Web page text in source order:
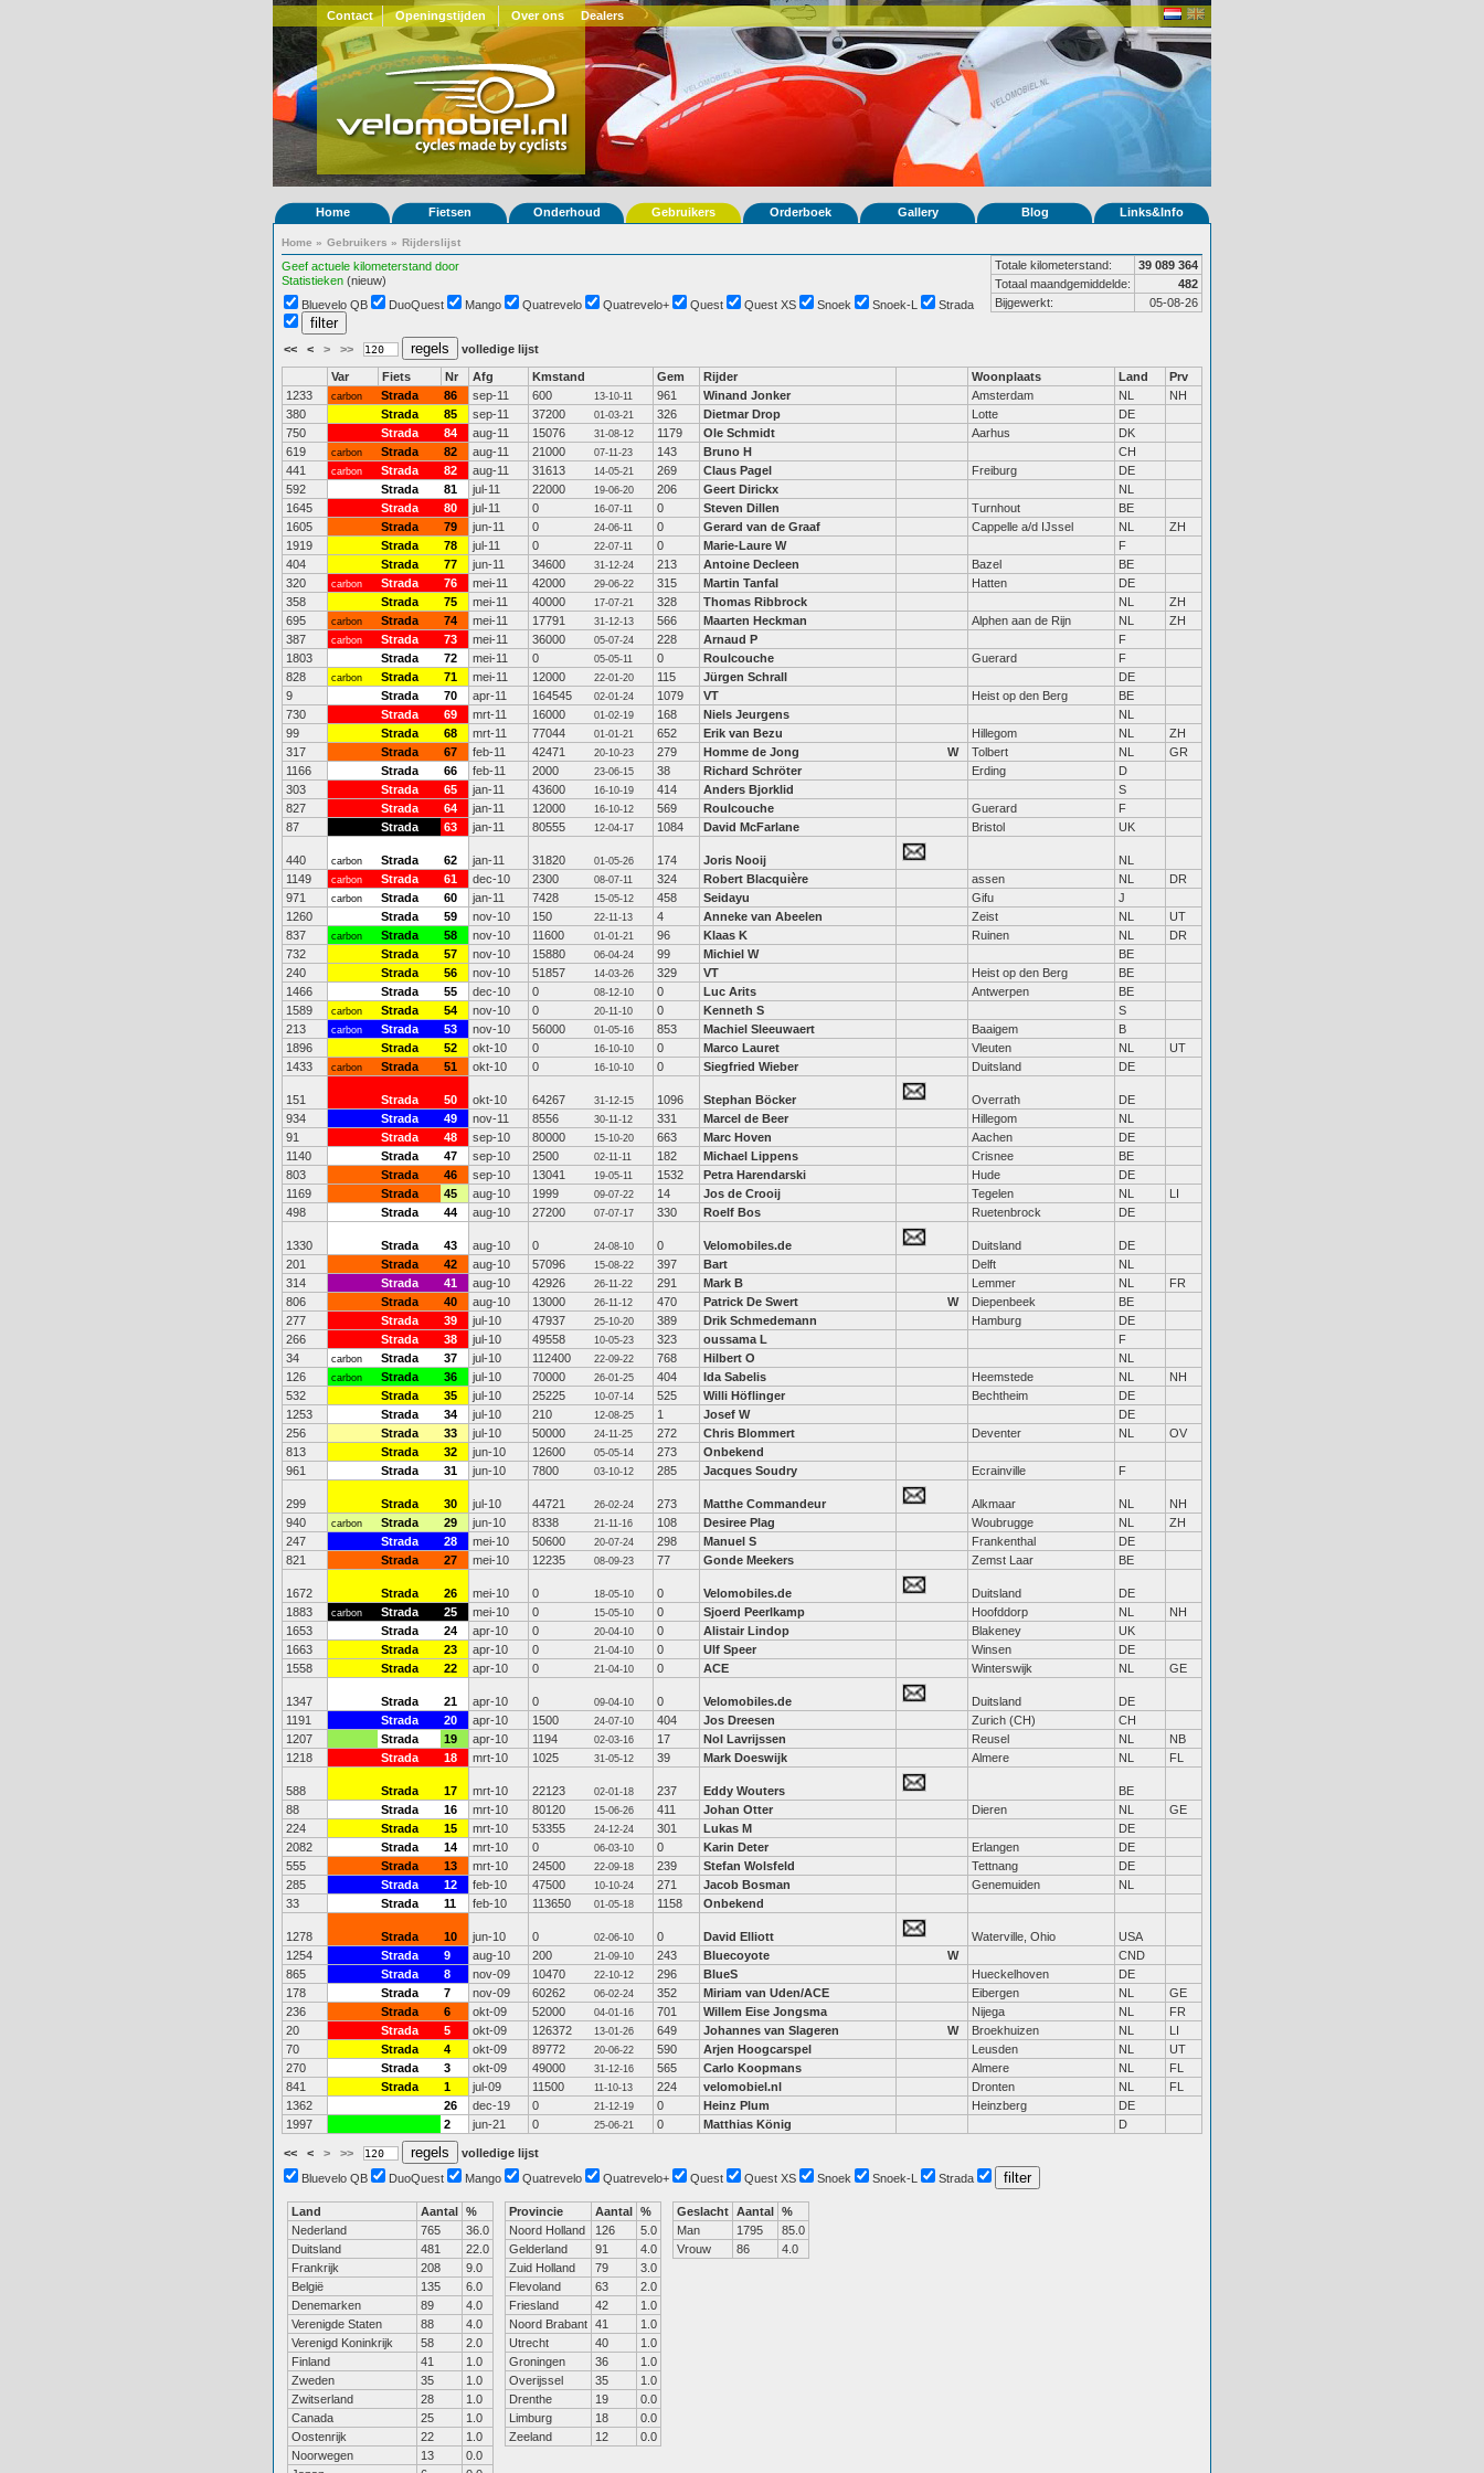
Contact Openingstijden Over ons Dealers
Home Fietsen Onderhoud Gebruikers Orderboek Gallery Blog Links&Info
Home » Gebruikers » Rijderslijst
Geef actuele kilometerstand door
Statistieken (nieuw)
Totale kilometerstand:
39 089 364
Totaal maandgemiddelde:
482
Bijgewerkt:
05-08-26
Bluevelo QB DuoQuest Mango Quatrevelo Quatrevelo+ Quest Quest XS Snoek Snoek-L Strada
<< < > >> volledige lijst
Var Fiets Nr Afg Kmstand Gem Rijder Woonplaats Land
Prv
1233
carbon Strada 86 sep-11 600 13-10-11 961 Winand Jonker Amsterdam NL
NH
380
Strada 85 sep-11 37200 01-03-21 326 Dietmar Drop Lotte
DE
750
Strada 84 aug-11 15076 31-08-12 1179 Ole Schmidt Aarhus
DK
619
carbon Strada 82 aug-11 21000 07-11-23 143 Bruno H
CH
441
carbon Strada 82 aug-11 31613 14-05-21 269 Claus Pagel Freiburg
DE
592
Strada 81 jul-11 22000 19-06-20 206 Geert Dirickx
NL
1645
Strada 80 jul-11 0 16-07-11 0 Steven Dillen Turnhout
BE
1605
Strada 79 jun-11 0 24-06-11 0 Gerard van de Graaf Cappelle a/d IJssel NL
ZH
1919
Strada 78 jul-11 0 22-07-11 0 Marie-Laure W
F
404
Strada 77 jun-11 34600 31-12-24 213 Antoine Decleen Bazel
BE
320
carbon Strada 76 mei-11 42000 29-06-22 315 Martin Tanfal Hatten
DE
358
Strada 75 mei-11 40000 17-07-21 328 Thomas Ribbrock NL
ZH
695
carbon Strada 74 mei-11 17791 31-12-13 566 Maarten Heckman Alphen aan de Rijn NL
ZH
387
carbon Strada 73 mei-11 36000 05-07-24 228 Arnaud P
F
1803
Strada 72 mei-11 0 05-05-11 0 Roulcouche Guerard
F
828
carbon Strada 71 mei-11 12000 22-01-20 115 Jürgen Schrall
DE
9
Strada 70 apr-11 164545 02-01-24 1079 VT Heist op den Berg
BE
730
Strada 69 mrt-11 16000 01-02-19 168 Niels Jeurgens
NL
99
Strada 68 mrt-11 77044 01-01-21 652 Erik van Bezu Hillegom NL
ZH
317
Strada 67 feb-11 42471 20-10-23 279 Homme de Jong W Tolbert NL
GR
1166
Strada 66 feb-11 2000 23-06-15 38 Richard Schröter Erding
D
303
Strada 65 jan-11 43600 16-10-19 414 Anders Bjorklid
S
827
Strada 64 jan-11 12000 16-10-12 569 Roulcouche Guerard
F
87
Strada 63 jan-11 80555 12-04-17 1084 David McFarlane Bristol UK
440 carbon Strada 62 jan-11 31820 01-05-26 174 Joris Nooij
NL
1149
carbon Strada 61 dec-10 2300 08-07-11 324 Robert Blacquière assen NL
DR
971
carbon Strada 60 jan-11 7428 15-05-12 458 Seidayu Gifu
J
1260
Strada 59 nov-10 150 22-11-13 4 Anneke van Abeelen Zeist NL
UT
837
carbon Strada 58 nov-10 11600 01-01-21 96 Klaas K Ruinen NL
DR
732
Strada 57 nov-10 15880 06-04-24 99 Michiel W
BE
240
Strada 56 nov-10 51857 14-03-26 329 VT Heist op den Berg
BE
1466
Strada 55 dec-10 0 08-12-10 0 Luc Arits Antwerpen
BE
1589
carbon Strada 54 nov-10 0 20-11-10 0 Kenneth S
S
213
carbon Strada 53 nov-10 56000 01-05-16 853 Machiel Sleeuwaert Baaigem
B
1896
Strada 52 okt-10 0 16-10-10 0 Marco Lauret Vleuten NL
UT
1433
carbon Strada 51 okt-10 0 16-10-10 0 Siegfried Wieber Duitsland DE
151 Strada 50 okt-10 64267 31-12-15 1096 Stephan Böcker Overrath
DE
934
Strada 49 nov-11 8556 30-11-12 331 Marcel de Beer Hillegom
NL
91
Strada 48 sep-10 80000 15-10-20 663 Marc Hoven Aachen
DE
1140
Strada 47 sep-10 2500 02-11-11 182 Michael Lippens Crisnee
BE
803
Strada 46 sep-10 13041 19-05-11 1532 Petra Harendarski Hude
DE
1169
Strada 45 aug-10 1999 09-07-22 14 Jos de Crooij Tegelen NL
LI
498
Strada 44 aug-10 27200 07-07-17 330 Roelf Bos Ruetenbrock DE
1330 Strada 43 aug-10 0 24-08-10 0 Velomobiles.de Duitsland
DE
201
Strada 42 aug-10 57096 15-08-22 397 Bart Delft
NL
314
Strada 41 aug-10 42926 26-11-22 291 Mark B Lemmer NL
FR
806
Strada 40 aug-10 13000 26-11-12 470 Patrick De Swert W Diepenbeek
BE
277
Strada 39 jul-10 47937 25-10-20 389 Drik Schmedemann Hamburg
DE
266
Strada 38 jul-10 49558 10-05-23 323 oussama L
F
34
carbon Strada 37 jul-10 112400 22-09-22 768 Hilbert O
NL
126
carbon Strada 36 jul-10 70000 26-01-25 404 Ida Sabelis Heemstede NL
NH
532
Strada 35 jul-10 25225 10-07-14 525 Willi Höflinger Bechtheim
DE
1253
Strada 34 jul-10 210 12-08-25 1 Josef W
DE
256
Strada 33 jul-10 50000 24-11-25 272 Chris Blommert Deventer NL
OV
813
Strada 32 jun-10 12600 05-05-14 273
Onbekend
961
Strada 31 jun-10 7800 03-10-12 285 Jacques Soudry Ecrainville F
299 Strada 30 jul-10 44721 26-02-24 273 Matthe Commandeur Alkmaar NL
NH
940
carbon Strada 29 jun-10 8338 21-11-16 108 Desiree Plag Woubrugge NL
ZH
247
Strada 28 mei-10 50600 20-07-24 298 Manuel S Frankenthal
DE
821
Strada 27 mei-10 12235 08-09-23 77 Gonde Meekers Zemst Laar BE
1672 Strada 26 mei-10 0 18-05-10 0 Velomobiles.de Duitsland
DE
1883
carbon Strada 25 mei-10 0 15-05-10 0 Sjoerd Peerlkamp Hoofddorp NL
NH
1653
Strada 24 apr-10 0 20-04-10 0 Alistair Lindop Blakeney
UK
1663
Strada 23 apr-10 0 21-04-10 0 Ulf Speer Winsen
DE
1558
Strada 22 apr-10 0 21-04-10 0 ACE Winterswijk NL GE
1347 Strada 21 apr-10 0 09-04-10 0 Velomobiles.de Duitsland
DE
1191
Strada 20 apr-10 1500 24-07-10 404 Jos Dreesen Zurich (CH)
CH
1207
Strada 19 apr-10 1194 02-03-16 17 Nol Lavrijssen Reusel NL
NB
1218
Strada 18 mrt-10 1025 31-05-12 39 Mark Doeswijk Almere NL FL
588 Strada 17 mrt-10 22123 02-01-18 237 Eddy Wouters
BE
88
Strada 16 mrt-10 80120 15-06-26 411 Johan Otter Dieren NL
GE
224
Strada 15 mrt-10 53355 24-12-24 301 Lukas M
DE
2082
Strada 14 mrt-10 0 06-03-10 0 Karin Deter Erlangen
DE
555
Strada 13 mrt-10 24500 22-09-18 239 Stefan Wolsfeld Tettnang
DE
285
Strada 12 feb-10 47500 10-10-24 271 Jacob Bosman Genemuiden
NL
33
Strada 11 feb-10 113650 01-05-18 1158 Onbekend
1278 Strada 10 jun-10 0 02-06-10 0 David Elliott Waterville, Ohio
USA
1254
Strada 9 aug-10 200 21-09-10 243 Bluecoyote W
CND
865
Strada 8 nov-09 10470 22-10-12 296 BlueS Hueckelhoven
DE
178
Strada 7 nov-09 60262 06-02-24 352 Miriam van Uden/ACE Eibergen NL
GE
236
Strada 6 okt-09 52000 04-01-16 701 Willem Eise Jongsma Nijega NL
FR
20
Strada 5 okt-09 126372 13-01-26 649 Johannes van Slageren W Broekhuizen NL
LI
70
Strada 4 okt-09 89772 20-06-22 590 Arjen Hoogcarspel Leusden NL
UT
270
Strada 3 okt-09 49000 31-12-16 565 Carlo Koopmans Almere NL
FL
841
Strada 1 jul-09 11500 11-10-13 224 velomobiel.nl Dronten NL
FL
1362
26 dec-19 0 21-12-19 0 Heinz Plum Heinzberg
DE
1997
2 jun-21 0 25-06-21 0 Matthias König D
<< < > >>
volledige lijst
Bluevelo QB
DuoQuest Mango Quatrevelo Quatrevelo+ Quest Quest XS Snoek Snoek-L Strada
Land Aantal %
Nederland
765
36.0
Duitsland
481
22.0
Frankrijk
208
9.0
België
135
6.0
Denemarken
89
4.0
Verenigde Staten
88
4.0
Verenigd Koninkrijk
58
2.0
Finland
41
1.0
Zweden
35
1.0
Zwitserland
28
1.0
Canada
25
1.0
Oostenrijk
22
1.0
Noorwegen
13
0.0
Provincie Aantal %
Noord Holland
126
5.0
Gelderland
91
4.0
Zuid Holland
79
3.0
Flevoland
63
2.0
Friesland
42
1.0
Noord Brabant 41
1.0
Utrecht
40
1.0
Groningen
36
1.0
Overijssel
35
1.0
Drenthe
19
0.0
Limburg
18
0.0
Zeeland
12 0.0
Geslacht Aantal %
Man
1795
85.0
Vrouw
86 4.0